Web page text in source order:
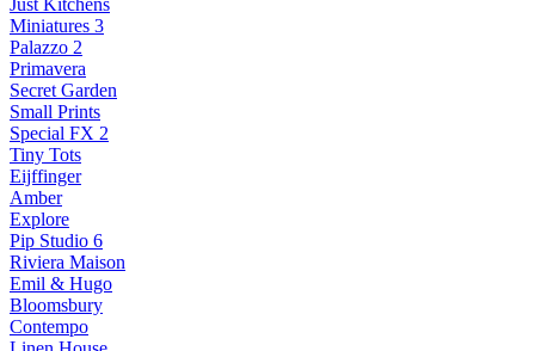
Just Kitchens
Miniatures 3
Palazzo 2
Primavera
Secret Garden
Small Prints
Special FX 2
Tiny Tots
Eijffinger
Amber
Explore
Pip Studio 6
Riviera Maison
Emil & Hugo
Bloomsbury
Contempo